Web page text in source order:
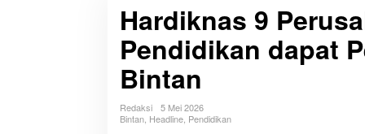
Hardiknas 9
Pendidikan dapat
Bintan
Redaksi
5 Mei 2026
Bintan Headline Pendidikan